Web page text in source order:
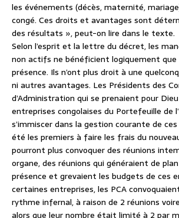
les événements (décès, maternité,
congé. Ces droits et avantages sont
des résultats », peut-on lire dans le texte.
Selon l’esprit et la lettre du décret, les
non actifs ne bénéficient logiquement que
présence. Ils n’ont plus droit à une
ni autres avantages. Les Présidents des
d’Administration qui se prenaient pour
entreprises congolaises du Portefeuille de
s’immiscer dans la gestion courante de
été les premiers à faire les frais du
pourront plus convoquer des réunions
organe, des réunions qui généraient de
présence et grevaient les budgets de ces
certaines entreprises, les PCA
rythme infernal, à raison de 2 réunions
alors que leur nombre était limité à 2 par